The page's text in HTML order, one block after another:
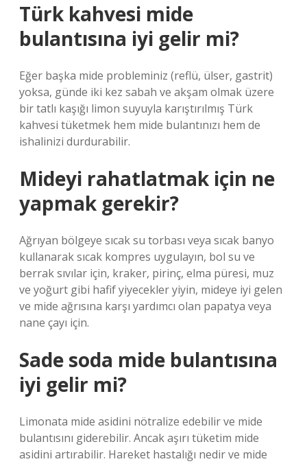
Türk kahvesi mide
bulantısına iyi gelir mi?
Eğer başka mide probleminiz (reflü, ülser, gastrit)
yoksa, günde iki kez sabah ve akşam olmak üzere
bir tatlı kaşığı limon suyuyla karıştırılmış Türk
kahvesi tüketmek hem mide bulantınızı hem de
ishalinizi durdurabilir.
Mideyi rahatlatmak için ne
yapmak gerekir?
Ağrıyan bölgeye sıcak su torbası veya sıcak banyo
kullanarak sıcak kompres uygulayın, bol su ve
berrak sıvılar için, kraker, pirinç, elma püresi, muz
ve yoğurt gibi hafif yiyecekler yiyin, mideye iyi gelen
ve mide ağrısına karşı yardımcı olan papatya veya
nane çayı için.
Sade soda mide bulantısına
iyi gelir mi?
Limonata mide asidini nötralize edebilir ve mide
bulantısını giderebilir. Ancak aşırı tüketim mide
asidini artırabilir. Hareket hastalığı nedir ve mide